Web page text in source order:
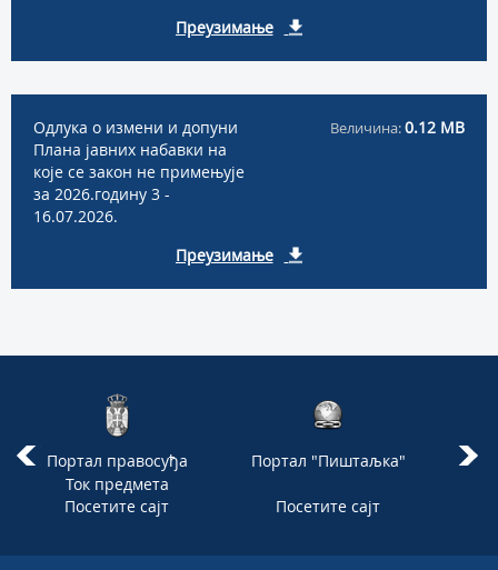
Преузимање
Одлука о измени и допуни
Плана јавних набавки на
које се закон не примењује
за 2026.годину 3 -
16.07.2026.
Величина:0.12 MB
Преузимање
Портал правосуђа
Ток предмета
Посетите сајт
Портал "Пиштаљка"
Посетите сајт